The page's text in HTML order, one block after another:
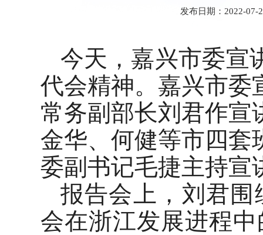
发布日期：2022-07-
今天，嘉兴市委宣
代会精神。嘉兴市委
常务副部长刘君作宣
金华、何健等市四套
委副书记毛捷主持宣
报告会上，刘君
会在浙江发展进程